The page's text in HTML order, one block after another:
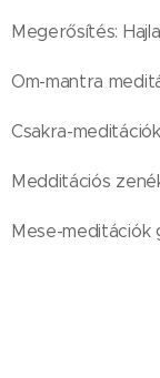
Megerősítés:
Om-mantra
Csakra-
Medditációs
Mese-meditációk